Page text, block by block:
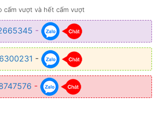
cấm vượt và hết cấm vượt
kiện ánh sáng yếu hoặc trong đêm tối
-
-
-